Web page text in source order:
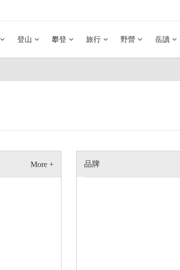
登山 攀登 旅行 野營 岳讀
品牌